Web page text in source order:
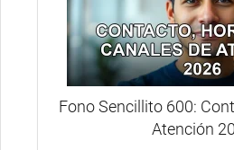
Fono Sencillito 600:
Atención